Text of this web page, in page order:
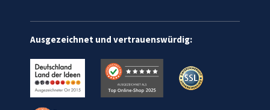
Ausgezeichnet und vertrauenswürdig: